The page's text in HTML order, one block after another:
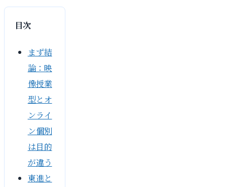
目次
まず結
論：映
像授業
型とオ
ンライ
ン個別
は目的
が違う
東進と